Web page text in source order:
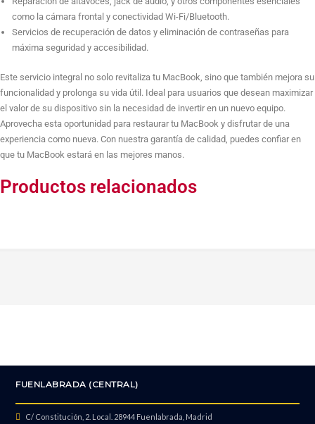
Sustitución de 480GB Disco Duro SSD
Formateo e instalación Sistema Operativo (Sin Salvar
datos)
Reparación de Altavoz
como la cámara frontal y conectividad Wi-Fi/Bluetooth.
Servicios de recuperación de datos y eliminación de contraseñas para
máxima seguridad y accesibilidad.
Este servicio integral no solo revitaliza tu MacBook, sino que también mejora su
funcionalidad y prolonga su vida útil. Ideal para usuarios que desean maximizar
el valor de su dispositivo sin la necesidad de invertir en un nuevo equipo.
Aprovecha esta oportunidad para restaurar tu MacBook y disfrutar de una
experiencia como nueva. Con nuestra garantía de calidad, puedes confiar en
que tu MacBook estará en las mejores manos.
Productos relacionados
FUENLABRADA (CENTRAL)
C/ Constitución, 2. Local. 28944 Fuenlabrada, Madrid